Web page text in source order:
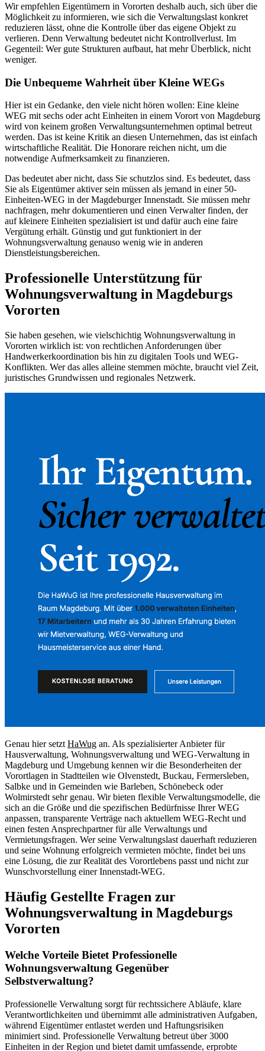
Wir empfehlen Eigentümern in Vororten deshalb auch, sich über die
Möglichkeit zu informieren, wie sich die Verwaltungslast konkret
reduzieren lässt, ohne die Kontrolle über das eigene Objekt zu
verlieren. Denn Verwaltung bedeutet nicht Kontrollverlust. Im
Gegenteil: Wer gute Strukturen aufbaut, hat mehr Überblick, nicht
weniger.
Die Unbequeme Wahrheit über Kleine WEGs
Hier ist ein Gedanke, den viele nicht hören wollen: Eine kleine
WEG mit sechs oder acht Einheiten in einem Vorort von Magdeburg
wird von keinem großen Verwaltungsunternehmen optimal betreut
werden. Das ist keine Kritik an diesen Unternehmen, das ist einfach
wirtschaftliche Realität. Die Honorare reichen nicht, um die
notwendige Aufmerksamkeit zu finanzieren.
Das bedeutet aber nicht, dass Sie schutzlos sind. Es bedeutet, dass
Sie als Eigentümer aktiver sein müssen als jemand in einer 50-
Einheiten-WEG in der Magdeburger Innenstadt. Sie müssen mehr
nachfragen, mehr dokumentieren und einen Verwalter finden, der
auf kleinere Einheiten spezialisiert ist und dafür auch eine faire
Vergütung erhält. Günstig und gut funktioniert in der
Wohnungsverwaltung genauso wenig wie in anderen
Dienstleistungsbereichen.
Professionelle Unterstützung für
Wohnungsverwaltung in Magdeburgs
Vororten
Sie haben gesehen, wie vielschichtig Wohnungsverwaltung in
Vororten wirklich ist: von rechtlichen Anforderungen über
Handwerkerkoordination bis hin zu digitalen Tools und WEG-
Konflikten. Wer das alles alleine stemmen möchte, braucht viel Zeit,
juristisches Grundwissen und regionales Netzwerk.
Genau hier setzt HaWug an. Als spezialisierter Anbieter für
Hausverwaltung, Wohnungsverwaltung und WEG-Verwaltung in
Magdeburg und Umgebung kennen wir die Besonderheiten der
Vorortlagen in Stadtteilen wie Olvenstedt, Buckau, Fermersleben,
Salbke und in Gemeinden wie Barleben, Schönebeck oder
Wolmirstedt sehr genau. Wir bieten flexible Verwaltungsmodelle, die
sich an die Größe und die spezifischen Bedürfnisse Ihrer WEG
anpassen, transparente Verträge nach aktuellem WEG-Recht und
einen festen Ansprechpartner für alle Verwaltungs und
Vermietungsfragen. Wer seine Verwaltungslast dauerhaft reduzieren
und seine Wohnung erfolgreich vermieten möchte, findet bei uns
eine Lösung, die zur Realität des Vorortlebens passt und nicht zur
Wunschvorstellung einer Innenstadt-WEG.
Häufig Gestellte Fragen zur
Wohnungsverwaltung in Magdeburgs
Vororten
Welche Vorteile Bietet Professionelle
Wohnungsverwaltung Gegenüber
Selbstverwaltung?
Professionelle Verwaltung sorgt für rechtssichere Abläufe, klare
Verantwortlichkeiten und übernimmt alle administrativen Aufgaben,
während Eigentümer entlastet werden und Haftungsrisiken
minimiert sind. Professionelle Verwaltung betreut über 3000
Einheiten in der Region und bietet damit umfassende, erprobte